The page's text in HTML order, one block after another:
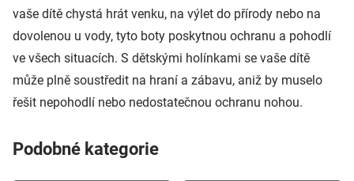
vaše dítě chystá hrát venku, na výlet do přírody nebo na
dovolenou u vody, tyto boty poskytnou ochranu a pohodlí
ve všech situacích. S dětskými holínkami se vaše dítě
může plně soustředit na hraní a zábavu, aniž by muselo
řešit nepohodlí nebo nedostatečnou ochranu nohou.
Podobné kategorie